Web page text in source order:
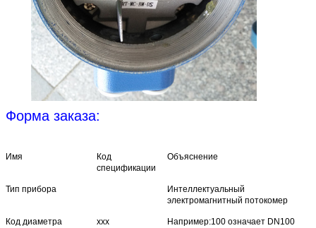
Форма заказа:
Имя
Код
спецификации
Объяснение
Тип прибора
Интеллектуальный
электромагнитный потокомер
Код диаметра xxx Например:100 означает DN100